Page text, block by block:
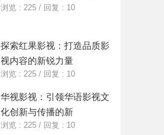
浏览 : 225 / 回复 : 10
探索红果影视：打造品质影
视内容的新锐力量
浏览 : 225 / 回复 : 10
华视影视：引领华语影视文
化创新与传播的新
浏览 : 225 / 回复 : 10